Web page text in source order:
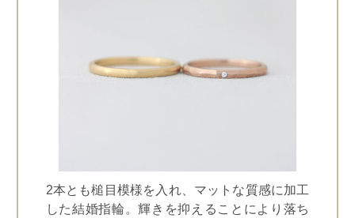
2本とも槌目模様を入れ、マットな質感に加工
した結婚指輪。輝きを抑えることにより落ち